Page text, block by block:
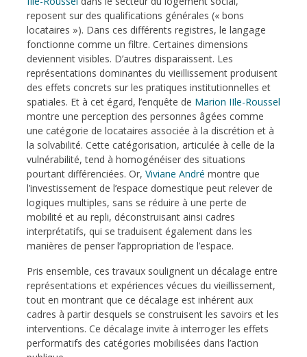
reposent sur des qualifications générales (« bons
locataires »). Dans ces différents registres, le langage
fonctionne comme un filtre. Certaines dimensions
deviennent visibles. D’autres disparaissent. Les
représentations dominantes du vieillissement produisent
des effets concrets sur les pratiques institutionnelles et
spatiales. Et à cet égard, l’enquête de Marion IIle-Roussel
montre une perception des personnes âgées comme
une catégorie de locataires associée à la discrétion et à
la solvabilité. Cette catégorisation, articulée à celle de la
vulnérabilité, tend à homogénéiser des situations
pourtant différenciées. Or, Viviane André montre que
l’investissement de l’espace domestique peut relever de
logiques multiples, sans se réduire à une perte de
mobilité et au repli, déconstruisant ainsi cadres
interprétatifs, qui se traduisent également dans les
manières de penser l’appropriation de l’espace.
Pris ensemble, ces travaux soulignent un décalage entre
représentations et expériences vécues du vieillissement,
tout en montrant que ce décalage est inhérent aux
cadres à partir desquels se construisent les savoirs et les
interventions. Ce décalage invite à interroger les effets
performatifs des catégories mobilisées dans l’action